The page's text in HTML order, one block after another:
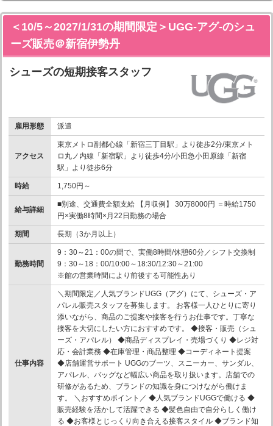
＜10/5～2027/1/31の期間限定＞UGG-アグ-のシュ
ーズ販売＠新宿伊勢丹
シューズの短期接客スタッフ
雇用形態 派遣
アクセス
東京メトロ副都心線「新宿三丁目駅」より徒歩2分/東京メト
ロ丸ノ内線「新宿駅」より徒歩4分/小田急小田原線「新宿
駅」より徒歩6分
時給 1,750円～
給与詳細
■別途、交通費全額支給 【月収例】 30万8000円 ＝時給1750
円×実働8時間×月22日勤務の場合
期間 長期（3か月以上）
勤務時間
9：30～21：00の間で、実働8時間/休憩60分／シフト交換制
9：30～18：00/10:00～18:30/12:30～21:00
※館の営業時間により前後する可能性あり
仕事内容
＼期間限定／人気ブランドUGG（アグ）にて、シューズ・ア
パレル販売スタッフを募集します。 お客様一人ひとりに寄り
添いながら、商品のご提案や接客を行うお仕事です。丁寧な
接客を大切にしたい方におすすめです。 ◆接客・販売（シュ
ーズ・アパレル） ◆商品ディスプレイ・売場づくり ◆レジ対
応・会計業務 ◆在庫管理・商品整理 ◆コーディネート提案
◆店舗運営サポート UGGのブーツ、スニーカー、サンダル、
アパレル、バッグなど幅広い商品を取り扱います。店舗での
研修があるため、ブランドの知識を身につけながら働けま
す。 ＼おすすめポイント／ ◆人気ブランドUGGで働ける ◆
販売経験を活かして活躍できる ◆髪色自由で自分らしく働け
る ◆お客様とじっくり向き合える接客スタイル ◆ブランド知